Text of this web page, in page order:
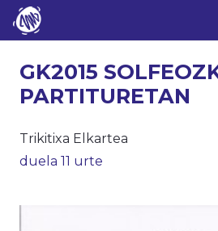
GK2015
PARTITURETAN
Trikitixa Elkartea
duela 11 urte